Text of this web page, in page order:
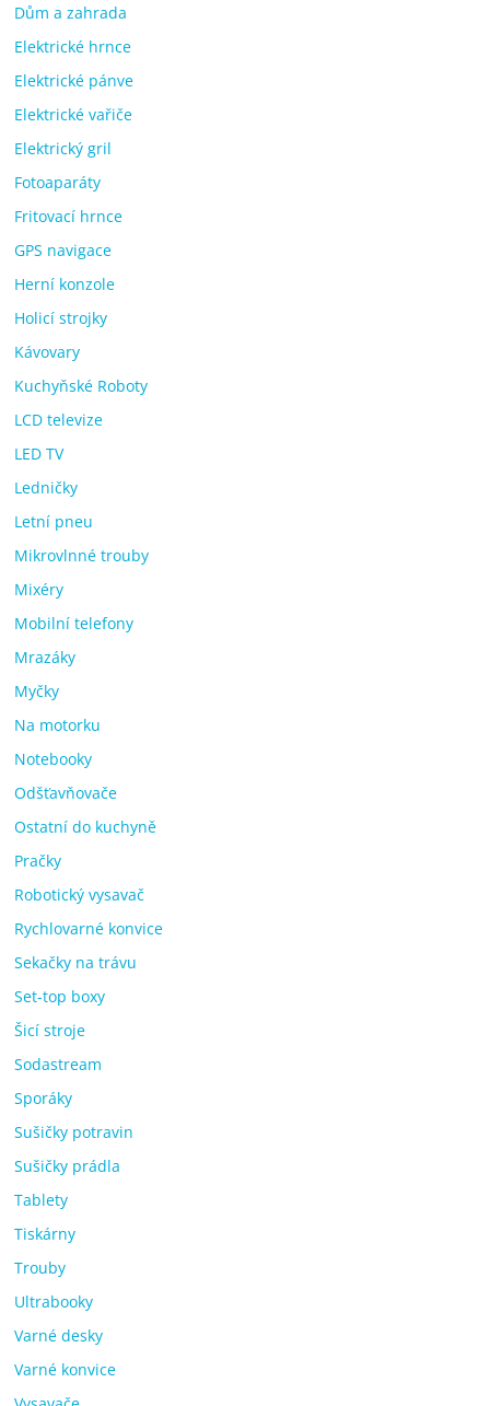
Dům a zahrada
Elektrické hrnce
Elektrické pánve
Elektrické vařiče
Elektrický gril
Fotoaparáty
Fritovací hrnce
GPS navigace
Herní konzole
Holicí strojky
Kávovary
Kuchyňské Roboty
LCD televize
LED TV
Ledničky
Letní pneu
Mikrovlnné trouby
Mixéry
Mobilní telefony
Mrazáky
Myčky
Na motorku
Notebooky
Odšťavňovače
Ostatní do kuchyně
Pračky
Robotický vysavač
Rychlovarné konvice
Sekačky na trávu
Set-top boxy
Šicí stroje
Sodastream
Sporáky
Sušičky potravin
Sušičky prádla
Tablety
Tiskárny
Trouby
Ultrabooky
Varné desky
Varné konvice